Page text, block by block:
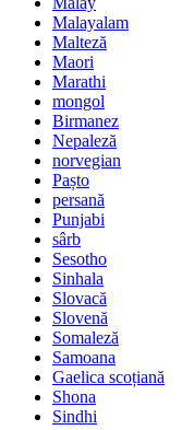
Malayalam
Malteză
Maori
Marathi
mongol
Birmanez
Nepaleză
norvegian
Pașto
persană
Punjabi
sârb
Sesotho
Sinhala
Slovacă
Slovenă
Somaleză
Samoana
Gaelica scoțiană
Shona
Sindhi